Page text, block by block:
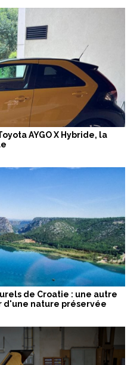
AYGO X Hybride, la
de Croatie : une autre
nature préservée